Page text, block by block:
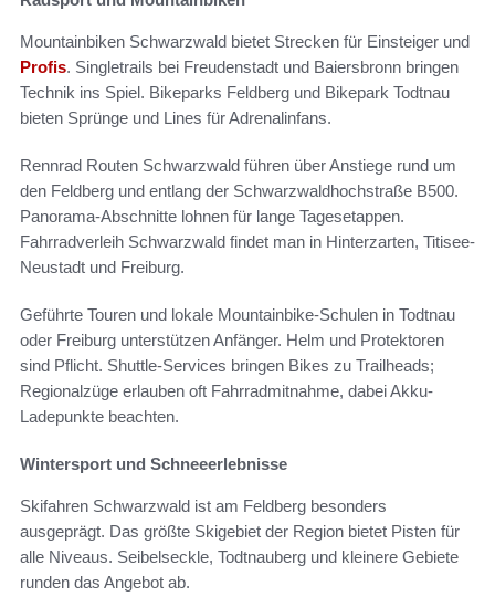
Mountainbiken Schwarzwald bietet Strecken für Einsteiger und
Profis. Singletrails bei Freudenstadt und Baiersbronn bringen
Technik ins Spiel. Bikeparks Feldberg und Bikepark Todtnau
bieten Sprünge und Lines für Adrenalinfans.
Rennrad Routen Schwarzwald führen über Anstiege rund um
den Feldberg und entlang der Schwarzwaldhochstraße B500.
Panorama-Abschnitte lohnen für lange Tagesetappen.
Fahrradverleih Schwarzwald findet man in Hinterzarten, Titisee-
Neustadt und Freiburg.
Geführte Touren und lokale Mountainbike-Schulen in Todtnau
oder Freiburg unterstützen Anfänger. Helm und Protektoren
sind Pflicht. Shuttle-Services bringen Bikes zu Trailheads;
Regionalzüge erlauben oft Fahrradmitnahme, dabei Akku-
Ladepunkte beachten.
Wintersport und Schneeerlebnisse
Skifahren Schwarzwald ist am Feldberg besonders
ausgeprägt. Das größte Skigebiet der Region bietet Pisten für
alle Niveaus. Seibelseckle, Todtnauberg und kleinere Gebiete
runden das Angebot ab.